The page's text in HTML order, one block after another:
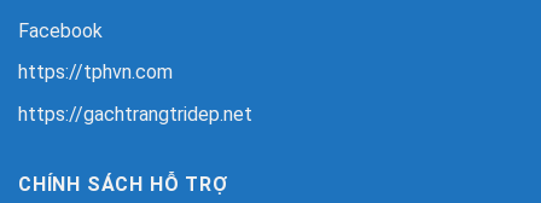
Facebook
https://tphvn.com
https://gachtrangtridep.net
CHÍNH SÁCH HỖ TRỢ